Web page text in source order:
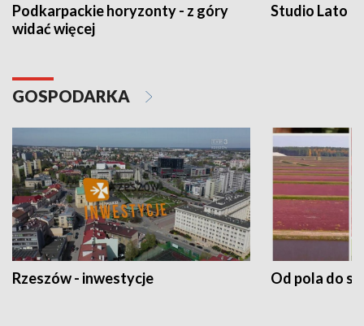
Podkarpackie horyzonty - z góry
widać więcej
Studio Lato
GOSPODARKA
Rzeszów - inwestycje Od pola do